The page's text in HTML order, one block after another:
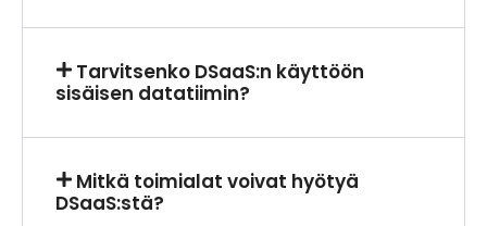
Tarvitsenko DSaaS:n käyttöön
sisäisen datatiimin?
Mitkä toimialat voivat hyötyä
DSaaS:stä?